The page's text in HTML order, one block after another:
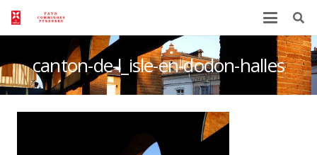
canton-de-l_isle-en-dodon-halles